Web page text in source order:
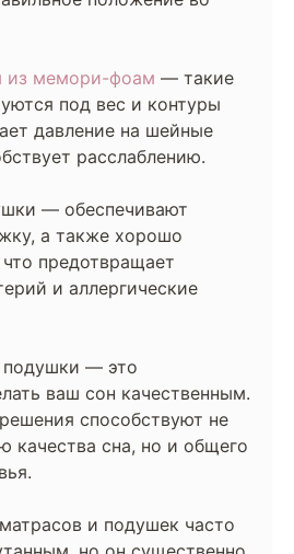
из мемори-фоам — такие
под вес и контуры
давление на шейные
расслаблению.
— обеспечивают
а также хорошо
предотвращает
и аллергические
— это
ваш сон качественным.
способствуют не
качества сна, но и общего
и подушек часто